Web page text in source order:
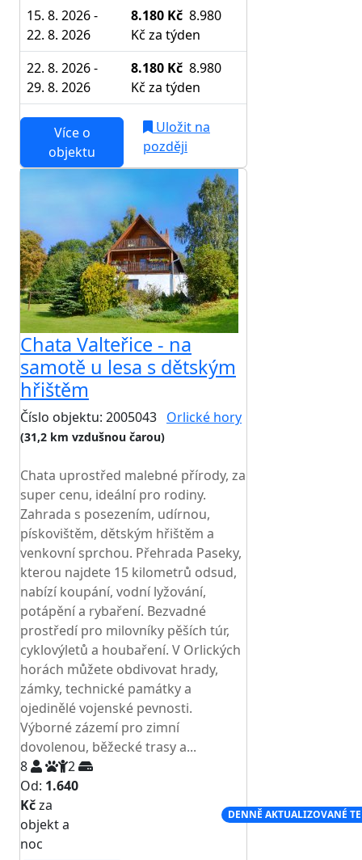
15. 8. 2026 -
22. 8. 2026
8.180 Kč 8.980
Kč za týden
22. 8. 2026 -
29. 8. 2026
8.180 Kč 8.980
Kč za týden
Více o
objektu
Uložit na
později
Chata Valteřice - na
samotě u lesa s dětským
hřištěm
Číslo objektu: 2005043 Orlické hory
(31,2 km vzdušnou čarou)
Chata uprostřed malebné přírody, za
super cenu, ideální pro rodiny.
Zahrada s posezením, udírnou,
pískovištěm, dětským hřištěm a
venkovní sprchou. Přehrada Paseky,
kterou najdete 15 kilometrů odsud,
nabízí koupání, vodní lyžování,
potápění a rybaření. Bezvadné
prostředí pro milovníky pěších túr,
cyklovýletů a houbaření. V Orlických
horách můžete obdivovat hrady,
zámky, technické památky a
ojedinělé vojenské pevnosti.
Výborné zázemí pro zimní
dovolenou, běžecké trasy a...
8
2
Od: 1.640
Kčza
objekt a
noc
DENNĚ AKTUALIZOVANÉ